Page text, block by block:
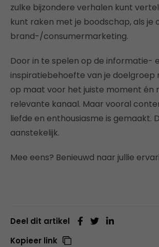
zulke bijzondere verhalen kunt
kunt raken met je boodschap, als je
brand-/consumermarketing.
Door in te spelen op de informatie-
inspiratiebehoefte van je
op maat voor het juiste moment én
relevante kanaal. Maar vooral
liefde en enthousiasme is gemaakt.
aanstekelijk.
Mee eens? Benieuwd naar jullie
Deel dit artikel
Kopieer link